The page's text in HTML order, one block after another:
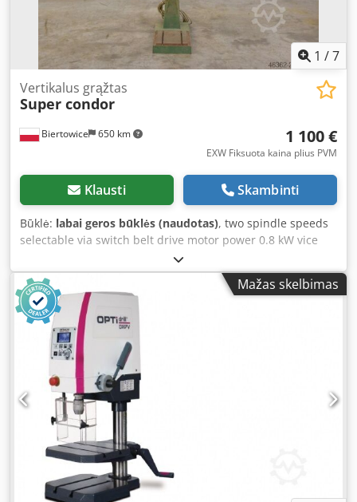
1 /7
Biertowice 650 km
Vertikalus grąžtas
Super condor
1 100 €
EXW Fiksuota kaina plius PVM
Klausti Skambinti
Būklė: labai geros būklės (naudotas), two spindle speeds
selectable via switch belt drive motor power 0.8 kW vice
included 380V power supply Crsdjyxcxajpfx Aiqsf
Mažas skelbimas